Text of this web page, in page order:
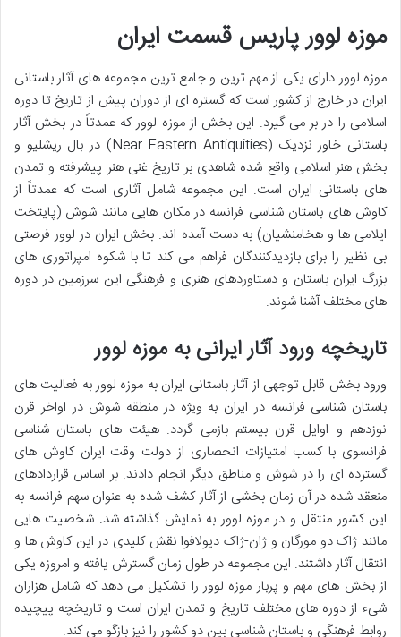
موزه لوور پاریس قسمت ایران
موزه لوور دارای یکی از مهم ترین و جامع ترین مجموعه های آثار باستانی
ایران در خارج از کشور است که گستره ای از دوران پیش از تاریخ تا دوره
اسلامی را در بر می گیرد. این بخش از موزه لوور که عمدتاً در بخش آثار
باستانی خاور نزدیک (Near Eastern Antiquities) در بال ریشلیو و
بخش هنر اسلامی واقع شده شاهدی بر تاریخ غنی هنر پیشرفته و تمدن
های باستانی ایران است. این مجموعه شامل آثاری است که عمدتاً از
کاوش های باستان شناسی فرانسه در مکان هایی مانند شوش (پایتخت
ایلامی ها و هخامنشیان) به دست آمده اند. بخش ایران در لوور فرصتی
بی نظیر را برای بازدیدکنندگان فراهم می کند تا با شکوه امپراتوری های
بزرگ ایران باستان و دستاوردهای هنری و فرهنگی این سرزمین در دوره
های مختلف آشنا شوند.
تاریخچه ورود آثار ایرانی به موزه لوور
ورود بخش قابل توجهی از آثار باستانی ایران به موزه لوور به فعالیت های
باستان شناسی فرانسه در ایران به ویژه در منطقه شوش در اواخر قرن
نوزدهم و اوایل قرن بیستم بازمی گردد. هیئت های باستان شناسی
فرانسوی با کسب امتیازات انحصاری از دولت وقت ایران کاوش های
گسترده ای را در شوش و مناطق دیگر انجام دادند. بر اساس قراردادهای
منعقد شده در آن زمان بخشی از آثار کشف شده به عنوان سهم فرانسه به
این کشور منتقل و در موزه لوور به نمایش گذاشته شد. شخصیت هایی
مانند ژاک دو مورگان و ژان-ژاک دیولافوا نقش کلیدی در این کاوش ها و
انتقال آثار داشتند. این مجموعه در طول زمان گسترش یافته و امروزه یکی
از بخش های مهم و پربار موزه لوور را تشکیل می دهد که شامل هزاران
شیء از دوره های مختلف تاریخ و تمدن ایران است و تاریخچه پیچیده
روابط فرهنگی و باستان شناسی بین دو کشور را نیز بازگو می کند.